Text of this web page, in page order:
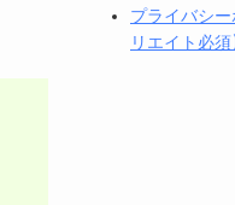
プライバシ
リエイト必須